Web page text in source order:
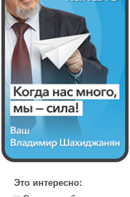
Это интересно: